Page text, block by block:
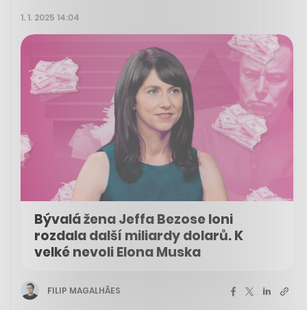
1. 1. 2025 14:04
Bývalá žena Jeffa Bezose loni
rozdala další miliardy dolarů. K
velké nevoli Elona Muska
FILIP MAGALHÃES